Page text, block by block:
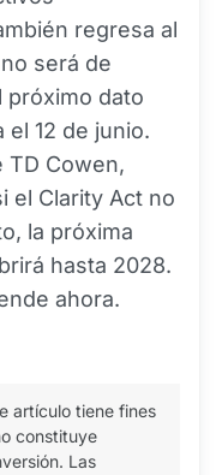
regresa al
será de
próximo dato
el 12 de junio.
TD Cowen,
el Clarity Act no
la próxima
hasta 2028.
ahora.
artículo tiene fines
constituye
Las